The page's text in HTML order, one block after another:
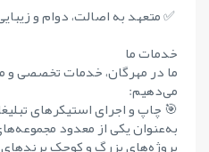
✅ متعهد به اصالت، دوام و
خدمات ما
ما در مهرگان، خدمات تخصصی و
می‌دهیم:
🎯 چاپ و اجرای استیکرهای
به‌عنوان یکی از معدود